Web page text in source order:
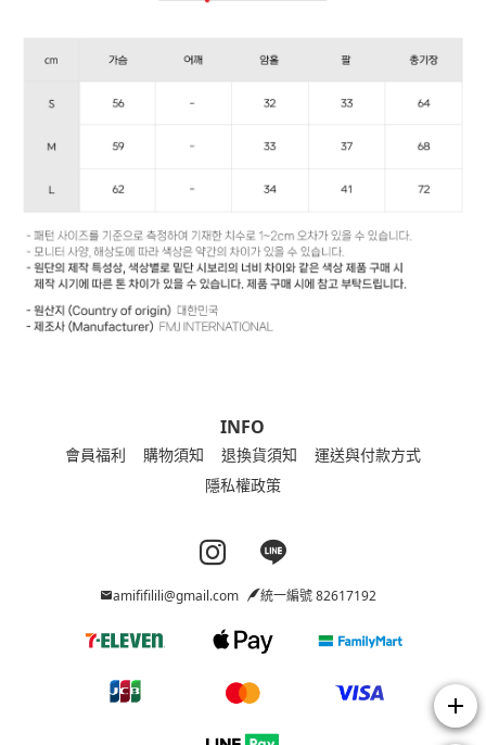
INFO
會員福利 購物須知 退換貨須知
運送與付款方式
隱私權政策
Instagram page
Line page
amififilili@gmail.com 統一編號 82617192
add